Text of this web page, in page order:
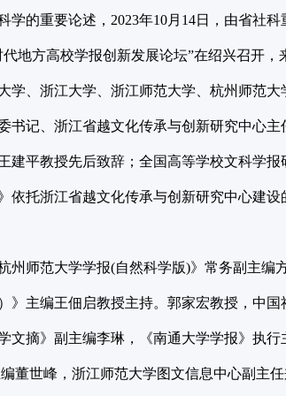
的重要论述，2023年10月14日，由省社科
地方高校学报创新发展论坛”在绍兴召开，
、浙江大学、浙江师范大学、杭州师范
记、浙江省越文化传承与创新研究中心主
平教授先后致辞；全国高等学校文科学
托浙江省越文化传承与创新研究中心建设
师范大学学报(自然科学版)》常务副主编
主编王佃启教授主持。郭家宏教授，中
摘》副主编李琳，《南通大学学报》执
董世峰，浙江师范大学图文信息中心副主